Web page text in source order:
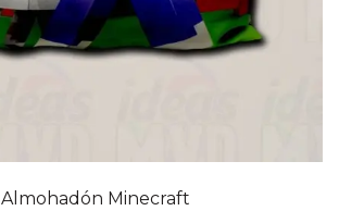
Almohadón Minecraft